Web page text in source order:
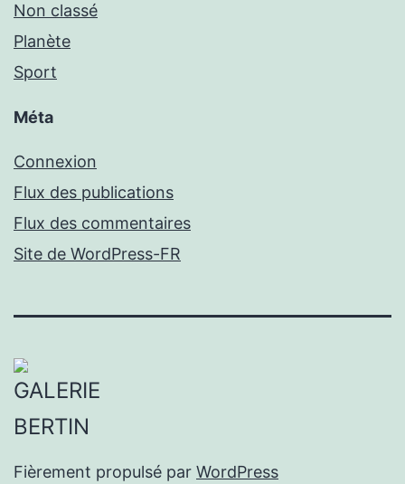
Non classé
Planète
Sport
Méta
Connexion
Flux des publications
Flux des commentaires
Site de WordPress-FR
Fièrement propulsé par WordPress